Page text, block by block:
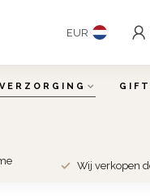
EUR
Wij verkopen